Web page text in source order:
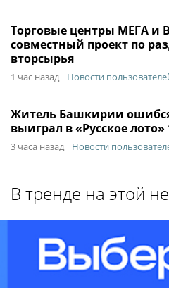
Торговые центры МЕГА и
совместный проект по
вторсырья
1 час назад Новости
Житель Башкирии
выиграл в «Русское
3 часа назад Новости
В тренде на этой